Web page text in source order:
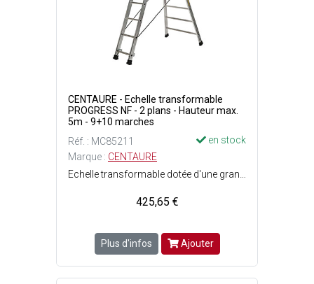
CENTAURE - Echelle transformable
PROGRESS NF - 2 plans - Hauteur max.
5m - 9+10 marches
Réf. : MC85211
en stock
Marque : CENTAURE
425,65 €
Plus d'infos Ajouter